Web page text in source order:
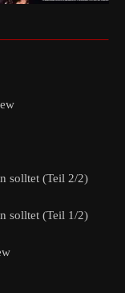
solltet (Teil 2/2)
solltet (Teil 1/2)